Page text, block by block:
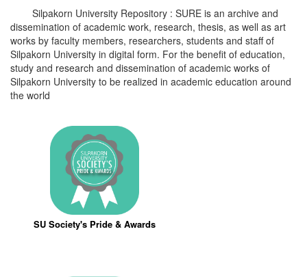
Silpakorn University Repository : SURE is an archive and
dissemination of academic work, research, thesis, as well as art
works by faculty members, researchers, students and staff of
Silpakorn University in digital form. For the benefit of education,
study and research and dissemination of academic works of
Silpakorn University to be realized in academic education around
the world
SU Society's Pride & Awards